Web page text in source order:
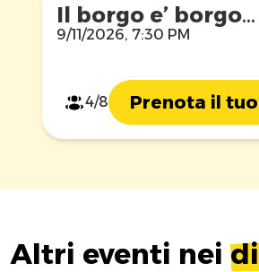
Il borgo e’ borgo…
9/11/2026, 7:30 PM
4/8 Prenota il
Altri eventi nei